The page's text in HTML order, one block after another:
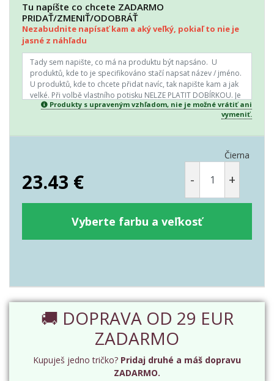
Tu napíšte co chcete ZADARMO
PRIDAŤ/ZMENIŤ/ODOBRÁŤ
Nezabudnite napísať kam a aký veľký, pokiaľ to nie je
jasné z náhľadu
Produkty s upraveným vzhľadom, nie je možné vrátiť ani
vymeniť.
Čierna
23.43 € - +
Vyberte farbu a veľkosť
🚚 DOPRAVA OD 29 EUR
ZADARMO
Kupuješ jedno tričko? Pridaj druhé a máš dopravu
ZADARMO.